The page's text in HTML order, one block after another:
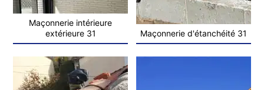
Maçonnerie intérieure
extérieure 31
Maçonnerie d'étanchéité 31